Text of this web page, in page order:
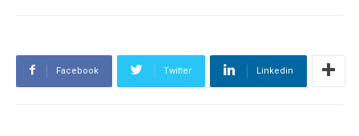
Facebook Twitter Linkedin